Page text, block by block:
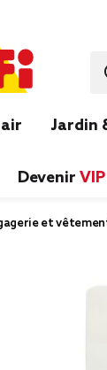
Jardin
Devenir VIP
et